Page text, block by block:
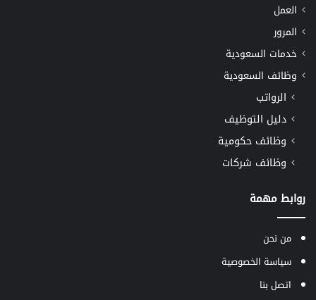
العمل
المرور
خدمات السعودية
وظائف السعودية
الرواتب
دليل التوظيف
وظائف حكومية
وظائف شركات
روابط مهمة
من نحن
سياسة الخصوصية
اتصل بنا